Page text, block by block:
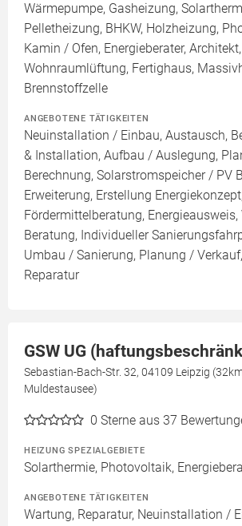
Wärmepumpe, Gasheizung,
Pelletheizung, BHKW, Holzheizung,
Kamin / Ofen, Energieberater, Architekt,
Wohnraumlüftung, Fertighaus,
Brennstoffzelle
ANGEBOTENE TÄTIGKEITEN
Neuinstallation / Einbau, Austausch,
& Installation, Aufbau / Auslegung,
Berechnung, Solarstromspeicher / PV
Erweiterung, Erstellung
Fördermittelberatung, Energieausweis,
Beratung, Individueller
Umbau / Sanierung, Planung /
Reparatur
GSW UG
Sebastian-Bach-Str. 32, 04109 Leipzig
Muldestausee)
0 Sterne aus 37
HEIZUNG SPEZIALGEBIETE
Solarthermie, Photovoltaik,
ANGEBOTENE TÄTIGKEITEN
Wartung, Reparatur, Neuinstallation /